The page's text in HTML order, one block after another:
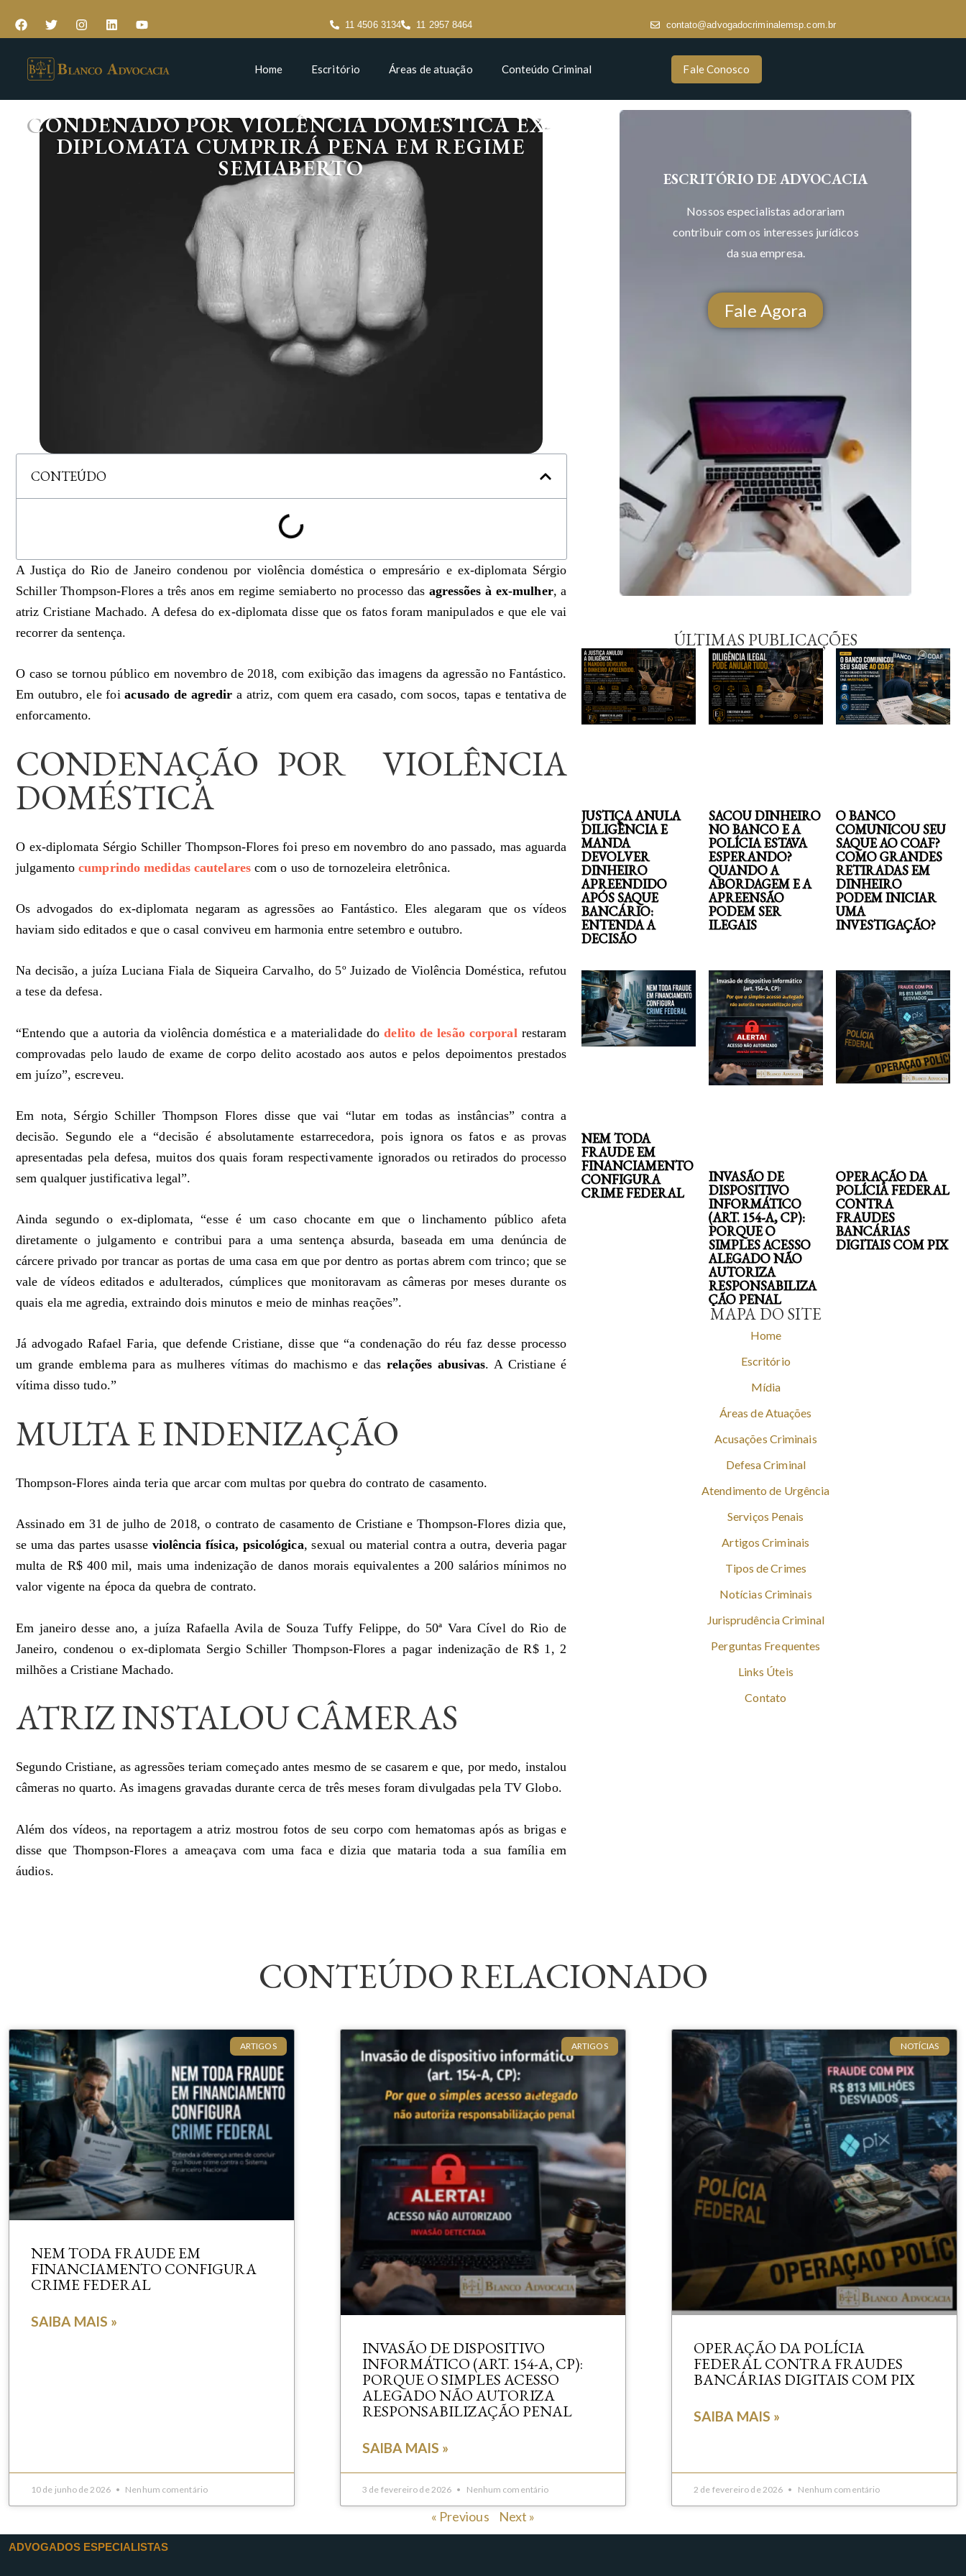
11 4506 3134 11 2957 8464 contato@advogadocriminalemsp.com.br
Home Escritório Áreas de atuação Conteúdo Criminal Fale Conosco
CONDENADO POR VIOLÊNCIA DOMESTICA EX-
DIPLOMATA CUMPRIRÁ PENA EM REGIME
SEMIABERTO
CONTEÚDO
A Justiça do Rio de Janeiro condenou por violência doméstica o empresário e ex-diplomata Sérgio
Schiller Thompson-Flores a três anos em regime semiaberto no processo das agressões à ex-mulher, a
atriz Cristiane Machado. A defesa do ex-diplomata disse que os fatos foram manipulados e que ele vai
recorrer da sentença.
O caso se tornou público em novembro de 2018, com exibição das imagens da agressão no Fantástico.
Em outubro, ele foiacusado de agredir a atriz, com quem era casado, com socos, tapas e tentativa de
enforcamento.
CONDENAÇÃO POR VIOLÊNCIA
DOMÉSTICA
O ex-diplomata Sérgio Schiller Thompson-Flores foi preso em novembro do ano passado, mas aguarda
julgamentocumprindo medidas cautelarescom o uso de tornozeleira eletrônica.
Os advogados do ex-diplomata negaram as agressões ao Fantástico. Eles alegaram que os vídeos
haviam sido editados e que o casal conviveu em harmonia entre setembro e outubro.
Na decisão, a juíza Luciana Fiala de Siqueira Carvalho, do 5º Juizado de Violência Doméstica, refutou
a tese da defesa.
“Entendo que a autoria da violência doméstica e a materialidade dodelito de lesão corporal restaram
comprovadas pelo laudo de exame de corpo delito acostado aos autos e pelos depoimentos prestados
em juízo”, escreveu.
Em nota, Sérgio Schiller Thompson Flores disse que vai “lutar em todas as instâncias” contra a
decisão. Segundo ele a “decisão é absolutamente estarrecedora, pois ignora os fatos e as provas
apresentadas pela defesa, muitos dos quais foram respectivamente ignorados ou retirados do processo
sem qualquer justificativa legal”.
Ainda segundo o ex-diplomata, “esse é um caso chocante em que o linchamento público afeta
diretamente o julgamento e contribui para a uma sentença absurda, baseada em uma denúncia de
cárcere privado por trancar as portas de uma casa em que por dentro as portas abrem com trinco; que se
vale de vídeos editados e adulterados, cúmplices que monitoravam as câmeras por meses durante os
quais ela me agredia, extraindo dois minutos e meio de minhas reações”.
Já advogado Rafael Faria, que defende Cristiane, disse que “a condenação do réu faz desse processo
um grande emblema para as mulheres vítimas do machismo e dasrelações abusivas. A Cristiane é
vítima disso tudo.”
MULTA E INDENIZAÇÃO
Thompson-Flores ainda teria que arcar com multas por quebra do contrato de casamento.
Assinado em 31 de julho de 2018, o contrato de casamento de Cristiane e Thompson-Flores dizia que,
se uma das partes usasse violência física, psicológica, sexual ou material contra a outra, deveria pagar
multa de R$ 400 mil, mais uma indenização de danos morais equivalentes a 200 salários mínimos no
valor vigente na época da quebra de contrato.
Em janeiro desse ano, a juíza Rafaella Avila de Souza Tuffy Felippe, do 50ª Vara Cível do Rio de
Janeiro, condenou o ex-diplomata Sergio Schiller Thompson-Flores a pagar indenização de R$ 1, 2
milhões a Cristiane Machado.
ATRIZ INSTALOU CÂMERAS
Segundo Cristiane, as agressões teriam começado antes mesmo de se casarem e que, por medo, instalou
câmeras no quarto. As imagens gravadas durante cerca de três meses foram divulgadas pela TV Globo.
Além dos vídeos, na reportagem a atriz mostrou fotos de seu corpo com hematomas após as brigas e
disse que Thompson-Flores a ameaçava com uma faca e dizia que mataria toda a sua família em
áudios.
ESCRITÓRIO DE ADVOCACIA
Nossos especialistas adorariam
contribuir com os interesses jurídicos
da sua empresa.
ÚLTIMAS PUBLICAÇÕES
Fale Agora
JUSTIÇA ANULA
DILIGÊNCIA E
MANDA
DEVOLVER
DINHEIRO
APREENDIDO
APÓS SAQUE
BANCÁRIO:
ENTENDA A
DECISÃO
SACOU DINHEIRO
NO BANCO E A
POLÍCIA ESTAVA
ESPERANDO?
QUANDO A
ABORDAGEM E A
APREENSÃO
PODEM SER
ILEGAIS
O BANCO
COMUNICOU SEU
SAQUE AO COAF?
COMO GRANDES
RETIRADAS EM
DINHEIRO
PODEM INICIAR
UMA
INVESTIGAÇÃO?
NEM TODA
FRAUDE EM
FINANCIAMENTO
CONFIGURA
CRIME FEDERAL
INVASÃO DE
DISPOSITIVO
INFORMÁTICO
(ART. 154-A, CP):
PORQUE O
SIMPLES ACESSO
ALEGADO NÃO
AUTORIZA
RESPONSABILIZA
ÇÃO PENAL
OPERAÇÃO DA
POLÍCIA FEDERAL
CONTRA
FRAUDES
BANCÁRIAS
DIGITAIS COM PIX
MAPA DO SITE
Home
Escritório
Mídia
Áreas de Atuações
Acusações Criminais
Defesa Criminal
Atendimento de Urgência
Serviços Penais
Artigos Criminais
Tipos de Crimes
Notícias Criminais
Jurisprudência Criminal
Perguntas Frequentes
Links Úteis
Contato
CONTEÚDO RELACIONADO
ARTIGOS
NEM TODA FRAUDE EM
FINANCIAMENTO CONFIGURA
CRIME FEDERAL
SAIBA MAIS »
10 de junho de 2026 Nenhum comentário
ARTIGOS
INVASÃO DE DISPOSITIVO
INFORMÁTICO (ART. 154-A, CP):
PORQUE O SIMPLES ACESSO
ALEGADO NÃO AUTORIZA
RESPONSABILIZAÇÃO PENAL
SAIBA MAIS »
3 de fevereiro de 2026 Nenhum comentário
NOTÍCIAS
OPERAÇÃO DA POLÍCIA
FEDERAL CONTRA FRAUDES
BANCÁRIAS DIGITAIS COM PIX
SAIBA MAIS »
2 de fevereiro de 2026 Nenhum comentário
« Previous Next »
ADVOGADOS ESPECIALISTAS